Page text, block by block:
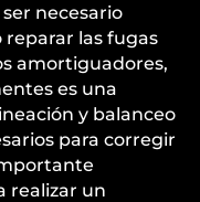
necesario
reparar las fugas
amortiguadores,
es una
y balanceo
para corregir
realizar un